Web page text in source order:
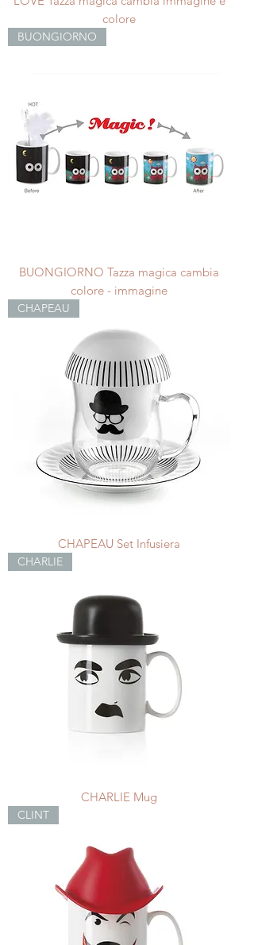
colore
BUONGIORNO
BUONGIORNO Tazza magica cambia
colore - immagine
CHAPEAU
CHAPEAU Set Infusiera
CHARLIE
CHARLIE Mug
CLINT